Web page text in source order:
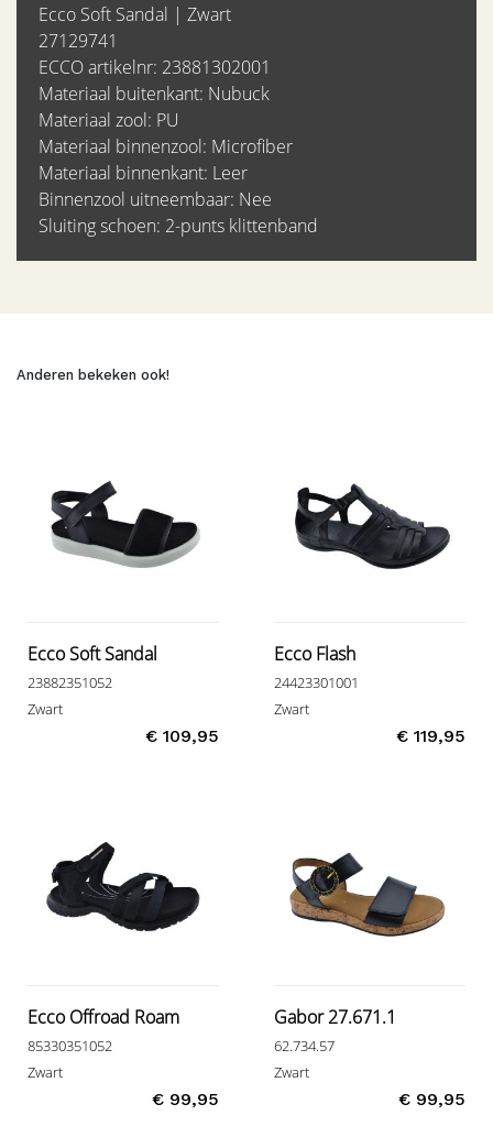
Ecco Soft Sandal | Zwart
27129741
ECCO artikelnr: 23881302001
Materiaal buitenkant: Nubuck
Materiaal zool: PU
Materiaal binnenzool: Microfiber
Materiaal binnenkant: Leer
Binnenzool uitneembaar: Nee
Sluiting schoen: 2-punts klittenband
Anderen bekeken ook!
Ecco Soft Sandal
23882351052
Zwart
€ 109,95
Ecco Flash
24423301001
Zwart
€ 119,95
Ecco Offroad Roam
85330351052
Zwart
€ 99,95
Gabor 27.671.1
62.734.57
Zwart
€ 99,95